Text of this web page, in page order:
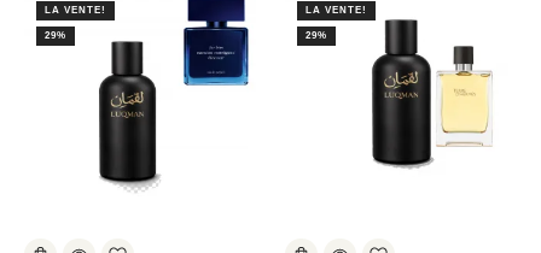
LA VENTE!
29%
LA VENTE!
29%